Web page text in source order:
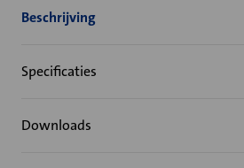
Beschrijving
Specificaties
Downloads